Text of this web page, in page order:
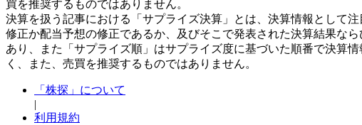
買を推奨するものではありません。
決算を扱う記事における「サプライズ決算」とは、決算情報として
修正か配当予想の修正であるか、及びそこで発表された決算結果な
あり、また「サプライズ順」はサプライズ度に基づいた順番で決算
く、また、売買を推奨するものではありません。
「株探」について
|
利用規約